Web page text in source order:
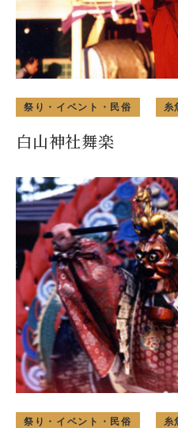
祭り・イベント・民俗 糸
白山神社舞楽
祭り・イベント・民俗 糸